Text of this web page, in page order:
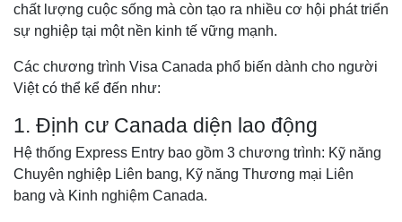
chất lượng cuộc sống mà còn tạo ra nhiều cơ hội phát triển
sự nghiệp tại một nền kinh tế vững mạnh.
Các chương trình Visa Canada phổ biến dành cho người
Việt có thể kể đến như:
1. Định cư Canada diện lao động
Hệ thống Express Entry bao gồm 3 chương trình: Kỹ năng
Chuyên nghiệp Liên bang, Kỹ năng Thương mại Liên
bang và Kinh nghiệm Canada.